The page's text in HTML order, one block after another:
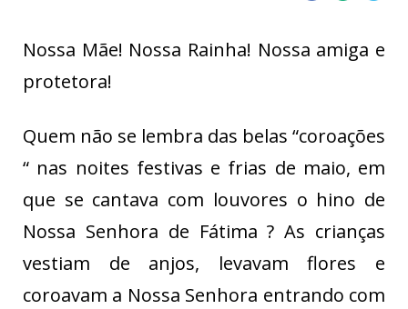
Nossa Mãe! Nossa Rainha! Nossa amiga e
protetora!
Quem não se lembra das belas “coroações
“ nas noites festivas e frias de maio, em
que se cantava com louvores o hino de
Nossa Senhora de Fátima ? As crianças
vestiam de anjos, levavam flores e
coroavam a Nossa Senhora entrando com